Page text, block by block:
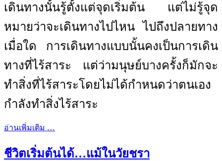
เดินทางนั้นรู้ตั้งแต่จุดเริ่มต้น แต่ไม่รู้จุด
หมายว่าจะเดินทางไปไหน ไปถึงปลายทาง
เมื่อใด การเดินทางแบบนั้นคงเป็นการเดิน
ทางที่ไร้สาระ แต่ว่ามนุษย์บางครั้งก็มักจะ
ทำสิ่งที่ไร้สาระโดยไม่ได้กำหนดว่าตนเอง
กำลังทำสิ่งไร้สาระ
อ่านเพิ่มเติม …
ชีวิตเริ่มต้นได้…แม้ในวัยชรา